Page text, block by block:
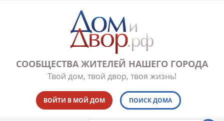
СООБЩЕСТВА ЖИТЕЛЕЙ НАШЕГО ГОРОДА
Твой дом, твой двор, твоя жизнь!
ВОЙТИ В МОЙ ДОМ ПОИСК ДОМА